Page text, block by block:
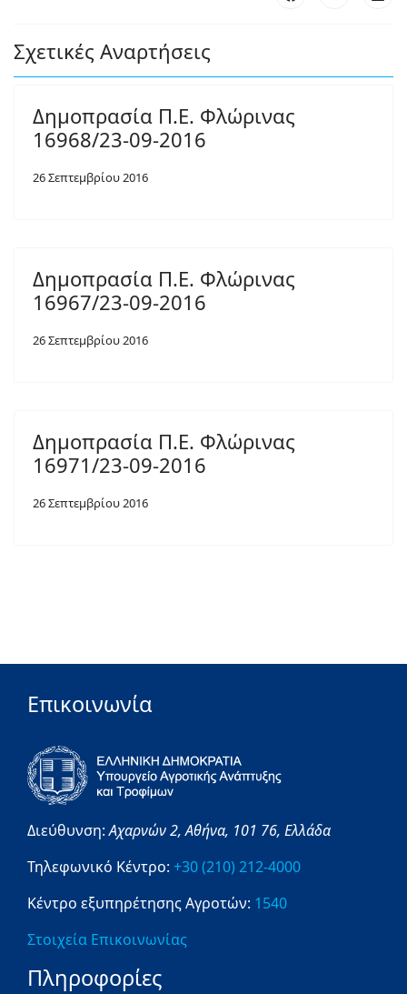
Σχετικές Αναρτήσεις
Δημοπρασία Π.Ε. Φλώρινας
16968/23-09-2016
26 Σεπτεμβρίου 2016
Δημοπρασία Π.Ε. Φλώρινας
16967/23-09-2016
26 Σεπτεμβρίου 2016
Δημοπρασία Π.Ε. Φλώρινας
16971/23-09-2016
26 Σεπτεμβρίου 2016
Επικοινωνία
Διεύθυνση:Αχαρνών 2,Αθήνα, 101 76, Ελλάδα
Τηλεφωνικό Κέντρο: +30 (210) 212-4000
Κέντρο εξυπηρέτησης Αγροτών: 1540
Στοιχεία Επικοινωνίας
Πληροφορίες